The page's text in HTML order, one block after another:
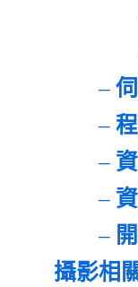
攝影相